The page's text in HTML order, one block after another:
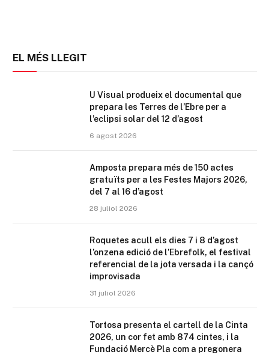
EL MÉS LLEGIT
U Visual produeix el documental que
prepara les Terres de l’Ebre per a
l’eclipsi solar del 12 d’agost
6 agost 2026
Amposta prepara més de 150 actes
gratuïts per a les Festes Majors 2026,
del 7 al 16 d’agost
28 juliol 2026
Roquetes acull els dies 7 i 8 d’agost
l’onzena edició de l’Ebrefolk, el festival
referencial de la jota versada i la cançó
improvisada
31 juliol 2026
Tortosa presenta el cartell de la Cinta
2026, un cor fet amb 874 cintes, i la
Fundació Mercè Pla com a pregonera